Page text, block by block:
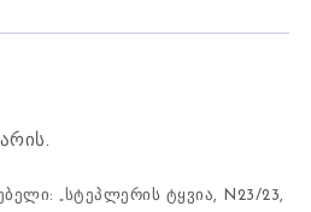
„სტეპლერის ტყვია, N23/23,